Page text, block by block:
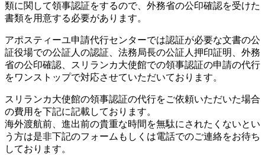
類に関して領事認証をするので、外務省の公印確認を受けた
書類を用意する必要があります。
アポスティーユ申請代行センターでは認証が必要な文書の公
証役場での公証人の認証、法務局長の公証人押印証明、外務
省の公印確認、スリランカ大使館での領事認証の申請の代行
をワンストップで対応させていただいております。
スリランカ大使館の領事認証の代行をご依頼いただいた場合
の費用を下記に記載しております。
海外渡航前、進出前の貴重な時間を無駄にされたくないとい
う方は是非下記のフォームもしくは電話でのご連絡をお待ち
しております。